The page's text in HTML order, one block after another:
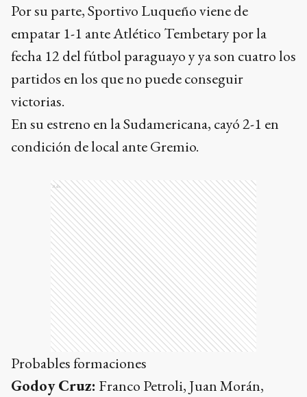
Por su parte, Sportivo Luqueño viene de
empatar 1-1 ante Atlético Tembetary por la
fecha 12 del fútbol paraguayo y ya son cuatro los
partidos en los que no puede conseguir
victorias.
En su estreno en la Sudamericana, cayó 2-1 en
condición de local ante Gremio.
Ads
Probables formaciones
Godoy Cruz: Franco Petroli, Juan Morán,